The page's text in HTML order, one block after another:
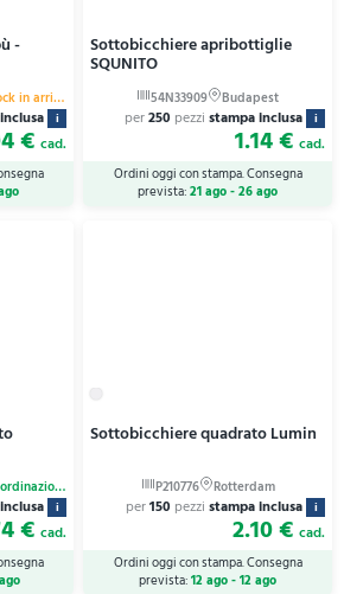
-
i
€ cad.
Sottobicchiere apribottiglie
SQUNITO
per250 pezzi stampa inclusa i
1.14 € cad.
Ordini oggi con stampa. Consegna
prevista:21 ago - 26 ago
i
€ cad.
Sottobicchiere quadrato Lumin
per150 pezzi stampa inclusa i
2.10 € cad.
Ordini oggi con stampa. Consegna
prevista:12 ago - 12 ago